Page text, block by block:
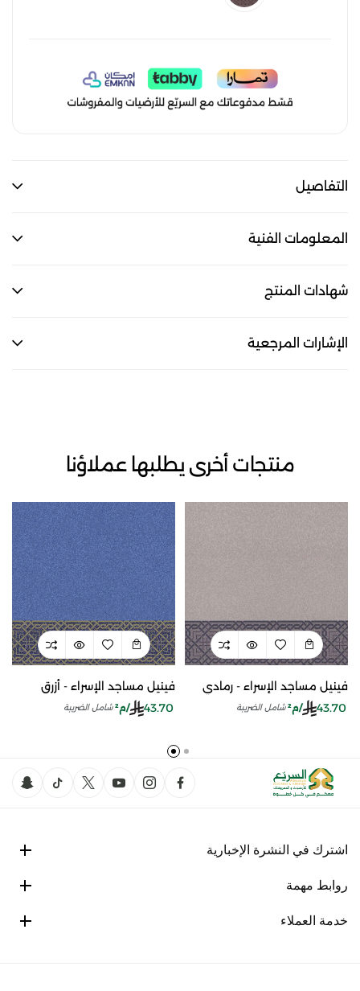
التفاصيل
المعلومات الفنية
شهادات المنتج
الإشارات المرجعية
منتجات أخرى يطلبها عملاؤنا
فينيل مساجد الإسراء - أزرق
43.70
/م² شامل الضريبة
فينيل مساجد الإسراء - رمادي
43.70
/م² شامل الضريبة
اشترك في النشرة الإخبارية
روابط مهمة
خدمة العملاء